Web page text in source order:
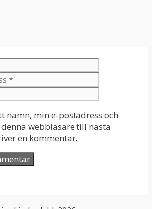
namn, min e-postadress och
webbläsare till nästa
en kommentar.